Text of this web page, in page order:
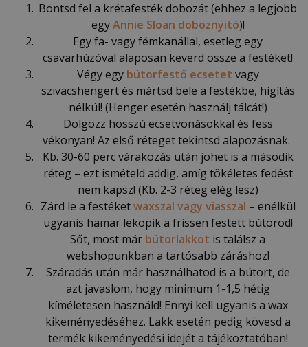
Bontsd fel a krétafesték dobozát (ehhez a legjobb
egyAnnie Sloan doboznyitó)!
Egy fa- vagy fémkanállal, esetleg egy
csavarhúzóval alaposan keverd össze a festéket!
Végy egy bútorfestő ecsetet vagy
szivacshengert és mártsd bele a festékbe, hígítás
nélkül! (Henger esetén használj tálcát!)
Dolgozz hosszú ecsetvonásokkal és fess
vékonyan! Az első réteget tekintsd alapozásnak.
Kb. 30-60 perc várakozás után jöhet is a második
réteg – ezt ismételd addig, amíg tökéletes fedést
nem kapsz! (Kb. 2-3 réteg elég lesz)
Zárd le a festéketwaxszal vagy viasszal – enélkül
ugyanis hamar lekopik a frissen festett bútorod!
Sőt, most már bútorlakkot is találsz a
webshopunkban a tartósabb záráshoz!
Száradás után már használhatod is a bútort, de
azt javaslom, hogy minimum 1-1,5 hétig
kíméletesen használd! Ennyi kell ugyanis a wax
kikeményedéséhez. Lakk esetén pedig kövesd a
termék kikeményedési idejét a tájékoztatóban!